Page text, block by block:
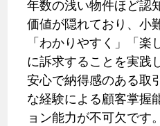
年数の浅い物件ほど認
価値が隠れており、小
「わかりやすく」「
に訴求することを実践
安心で納得感のある取
な経験による顧客掌握
ョン能力が不可欠です。